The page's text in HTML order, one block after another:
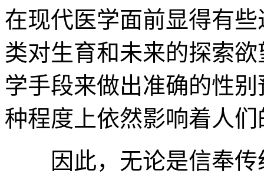
在现代医学面前显得有
类对生育和未来的探索
学手段来做出准确的性
种程度上依然影响着人
因此，无论是信奉传